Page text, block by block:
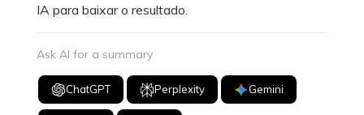
IA para baixar o resultado.
Ask AI for a summary
ChatGPT Perplexity Gemini